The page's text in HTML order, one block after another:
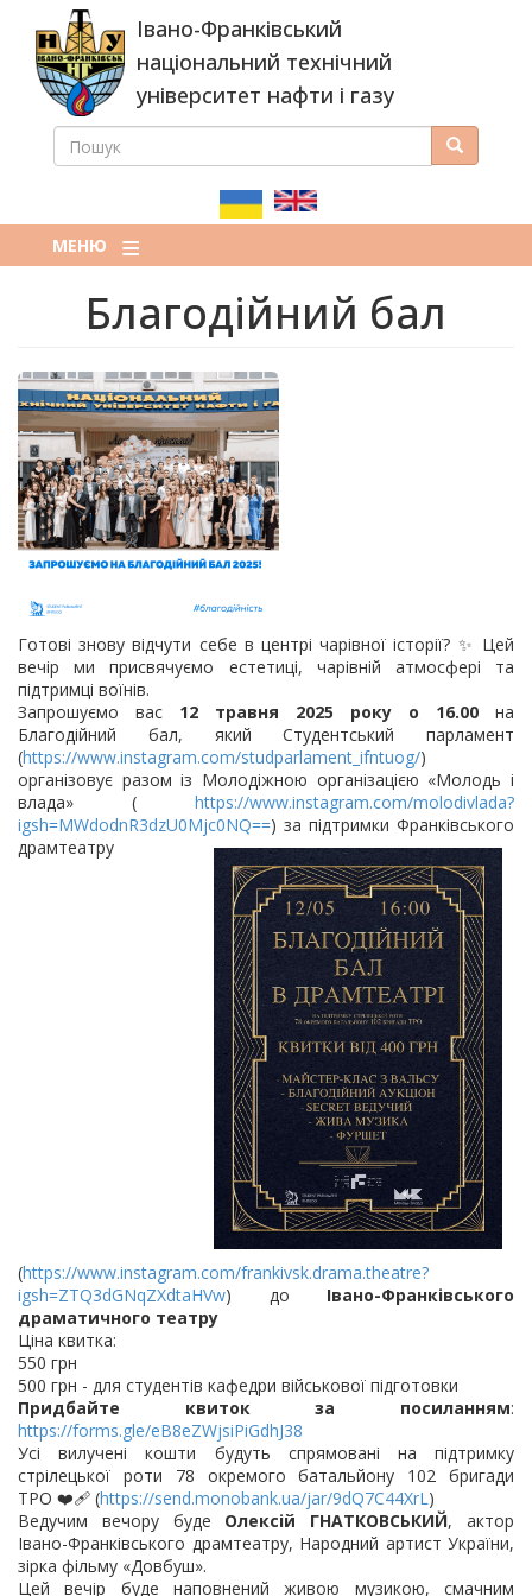
основного
вмісту
Івано-Франківський
національний технічний
університет нафти і газу
ПОШУКОВА
ПОШУК Пошук
МЕНЮ
Благодійний бал
Готові знову відчути себе в центрі чарівної історії? ✨ Цей
вечір ми присвячуємо естетиці, чарівній атмосфері та
підтримці воїнів.
Запрошуємо вас 12 травня 2025 року о 16.00 на
Благодійний бал, який Студентський парламент
(https://www.instagram.com/studparlament_ifntuog/)
організовує разом із Молодіжною організацією «Молодь і
влада» ( https://www.instagram.com/molodivlada?
igsh=MWdodnR3dzU0Mjc0NQ==) за підтримки Франківського
драмтеатру
(https://www.instagram.com/frankivsk.drama.theatre?
igsh=ZTQ3dGNqZXdtaHVw) до Івано-Франківського
драматичного театру
Ціна квитка:
550 грн
500 грн - для студентів кафедри військової підготовки
Придбайте квиток за посиланням:
https://forms.gle/eB8eZWjsiPiGdhJ38
Усі вилучені кошти будуть спрямовані на підтримку
стрілецької роти 78 окремого батальйону 102 бригади
ТРО ❤️‍🩹 (https://send.monobank.ua/jar/9dQ7C44XrL)
Ведучим вечору буде Олексій ГНАТКОВСЬКИЙ, актор
Івано-Франківського драмтеатру, Народний артист України,
зірка фільму «Довбуш».
Цей вечір буде наповнений живою музикою, смачним